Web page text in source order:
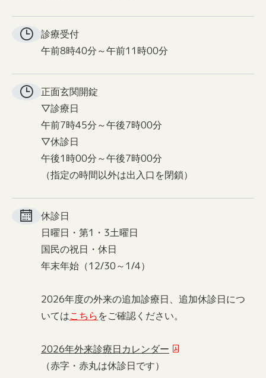
診療受付
午前8時40分～午前11時00分
正面玄関開錠
▽診療日
午前7時45分～午後7時00分
▽休診日
午後1時00分～午後7時00分
（指定の時間以外は出入口を閉鎖）
休診日
日曜日・第1・3土曜日
国民の祝日・休日
年末年始（12/30～1/4）
2026年度の外来の追加診療日、追加休診日につ
いてはこちらをご確認ください。
2026年外来診療日カレンダー
（赤字・赤丸は休診日です）